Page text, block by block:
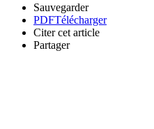
Sauvegarder
PDFTélécharger
Citer cet article
Partager